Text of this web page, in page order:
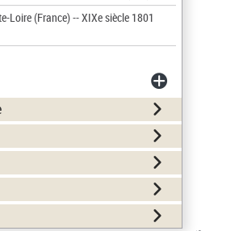
Loire (France) -- XIXe siècle 1801